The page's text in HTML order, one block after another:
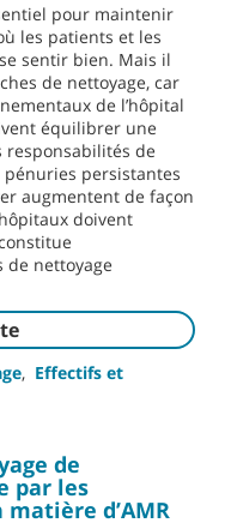
pour maintenir
les patients et les
sentir bien. Mais il
de nettoyage, car
de l’hôpital
équilibrer une
responsabilités de
pénuries persistantes
augmentent de façon
doivent
de nettoyage
, Effectifs et
de
par les
d’AMR